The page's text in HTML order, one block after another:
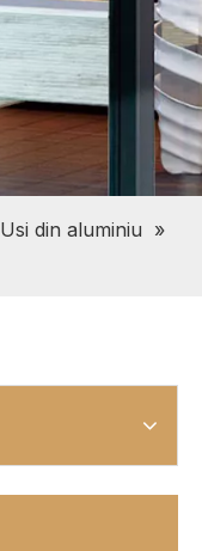
Usi din aluminiu »